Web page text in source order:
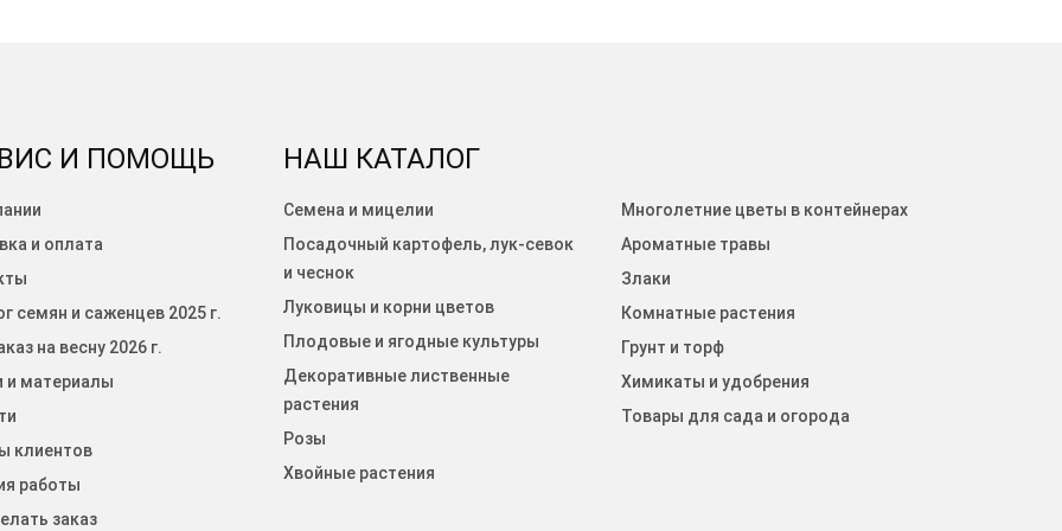
И ПОМОЩЬ
и оплата
семян и саженцев 2025 г.
на весну 2026 г.
и материалы
клиентов
работы
заказ
НАШ КАТАЛОГ
Семена и мицелии
Посадочный картофель, лук-севок
и чеснок
Луковицы и корни цветов
Плодовые и ягодные культуры
Декоративные лиственные
растения
Розы
Хвойные растения
Многолетние цветы в контейнерах
Ароматные травы
Злаки
Комнатные растения
Грунт и торф
Химикаты и удобрения
Товары для сада и огорода